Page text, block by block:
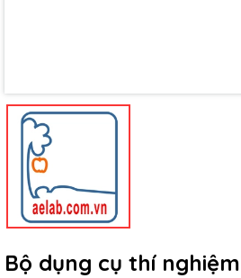
Bộ dụng cụ thí